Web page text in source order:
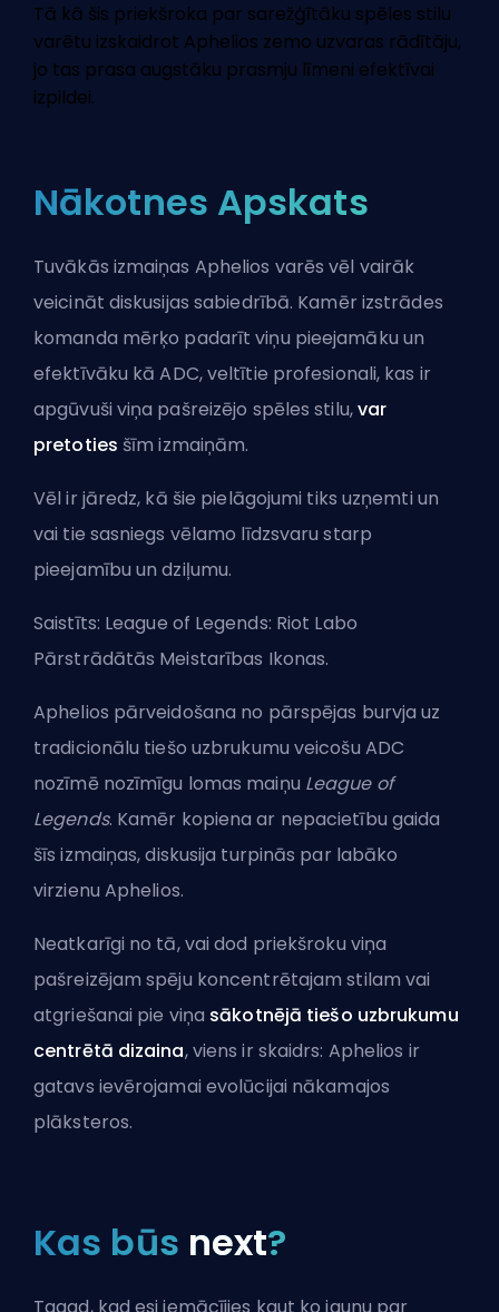
Tā kā šis priekšroka par sarežģītāku spēles stilu
varētu izskaidrot Aphelios zemo uzvaras rādītāju,
jo tas prasa augstāku prasmju līmeni efektīvai
izpildei.
Nākotnes Apskats
Tuvākās izmaiņas Aphelios varēs vēl vairāk
veicināt diskusijas sabiedrībā. Kamēr izstrādes
komanda mērķo padarīt viņu pieejamāku un
efektīvāku kāADC, veltītie profesionali, kas ir
apgūvuši viņa pašreizējo spēles stilu,var
pretoties šīm izmaiņām.
Vēl ir jāredz, kā šie pielāgojumi tiks uzņemti un
vai tie sasniegs vēlamo līdzsvaru starp
pieejamību un dziļumu.
Saistīts: League of Legends: Riot Labo
Pārstrādātās Meistarības Ikonas.
Aphelios pārveidošana no pārspējas burvja uz
tradicionālu tiešo uzbrukumu veicošu ADC
nozīmē nozīmīgu lomas maiņu League of
Legends. Kamēr kopiena ar nepacietību gaida
šīs izmaiņas, diskusija turpinās par labāko
virzienu Aphelios.
Neatkarīgi no tā, vai dod priekšroku viņa
pašreizējam spēju koncentrētajam stilam vai
atgriešanai pie viņa sākotnējā tiešo uzbrukumu
centrētā dizaina, viens ir skaidrs: Aphelios ir
gatavs ievērojamai evolūcijai nākamajos
plāksteros.
Kas būs next?